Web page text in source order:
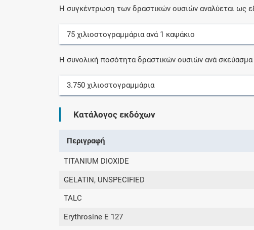
Η συγκέντρωση των δραστικών ουσιών αναλύεται ως
75 χιλιοστογραμμάριαανά 1 καψάκιο
Η συνολική ποσότητα δραστικών ουσιών ανά σκεύασμα
3.750 χιλιοστογραμμάρια
Κατάλογος εκδόχων
Περιγραφή
TITANIUM DIOXIDE
GELATIN, UNSPECIFIED
TALC
Erythrosine E 127